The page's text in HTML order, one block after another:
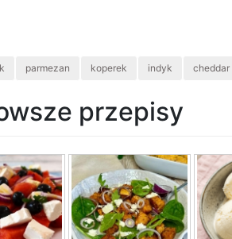
parmezan koperek indyk cheddar
przepisy